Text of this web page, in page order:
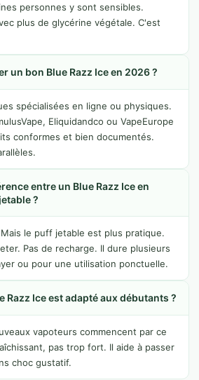
personnes y sont sensibles.
plus de glycérine végétale. C'est
un bon Blue Razz Ice en 2026 ?
spécialisées en ligne ou physiques.
Eliquidandco ou VapeEurope
conformes et bien documentés.
entre un Blue Razz Ice en
?
le puff jetable est plus pratique.
Pas de recharge. Il dure plusieurs
ou pour une utilisation ponctuelle.
Razz Ice est adapté aux débutants ?
vapoteurs commencent par ce
pas trop fort. Il aide à passer
choc gustatif.